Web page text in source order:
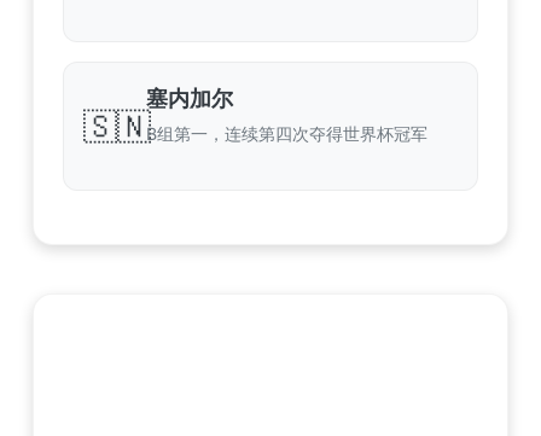
🇸🇳
塞内加尔
B组第一，连续第四次夺得世界杯冠军